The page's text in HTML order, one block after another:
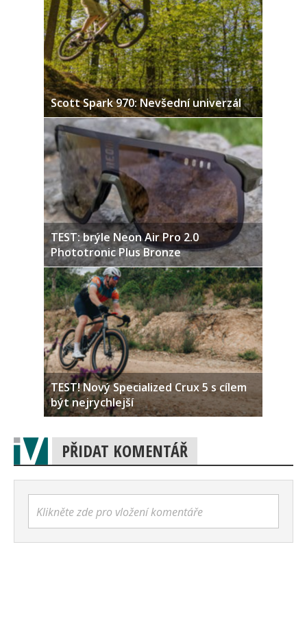
Scott Spark 970: Nevšední univerzál
TEST: brýle Neon Air Pro 2.0
Phototronic Plus Bronze
TEST! Nový Specialized Crux 5 s cílem
být nejrychlejší
PŘIDAT KOMENTÁŘ
Klikněte zde pro vložení komentáře